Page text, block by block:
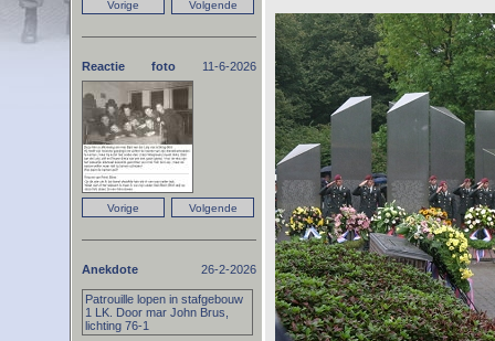
Reactie foto 11-6-2026
Anekdote 26-2-2026
Patrouille lopen in stafgebouw
1 LK. Door mar John Brus,
lichting 76-1